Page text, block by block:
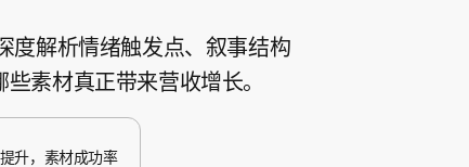
度解析情绪触发点、叙事结构
素材真正带来营收增长。
升，素材成功率